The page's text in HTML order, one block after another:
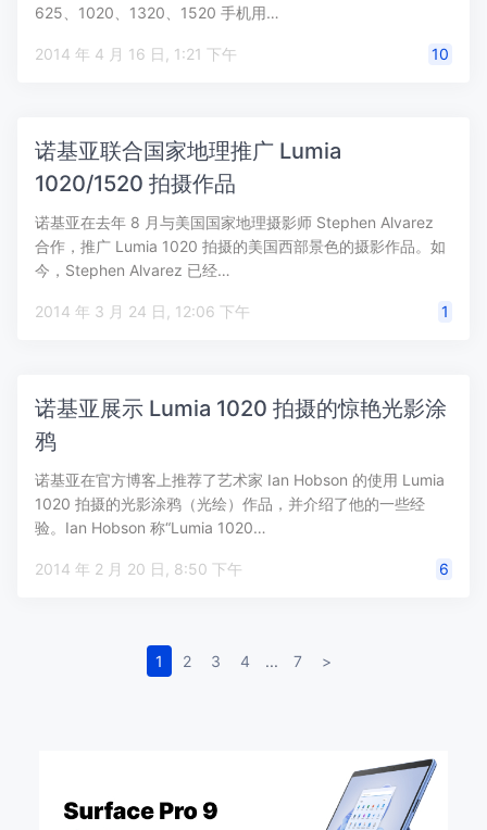
625、1020、1320、1520 手机用…
2014 年 4 月 16 日, 1:21 下午 10
诺基亚联合国家地理推广 Lumia
1020/1520 拍摄作品
诺基亚在去年 8 月与美国国家地理摄影师 Stephen Alvarez
合作，推广 Lumia 1020 拍摄的美国西部景色的摄影作品。如
今，Stephen Alvarez 已经…
2014 年 3 月 24 日, 12:06 下午 1
诺基亚展示 Lumia 1020 拍摄的惊艳光影涂
鸦
诺基亚在官方博客上推荐了艺术家 Ian Hobson 的使用 Lumia
1020 拍摄的光影涂鸦（光绘）作品，并介绍了他的一些经
验。Ian Hobson 称“Lumia 1020…
2014 年 2 月 20 日, 8:50 下午 6
1 2 3 4 ... 7 >